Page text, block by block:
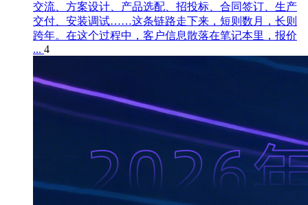
交流、方案设计、产品选配、招投标、合同签订、生产
交付、安装调试……这条链路走下来，短则数月，长则
跨年。在这个过程中，客户信息散落在笔记本里，报价
... 4